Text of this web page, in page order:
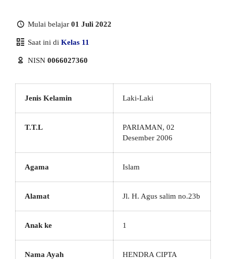
Mulai belajar 01 Juli 2022
Saat ini di Kelas 11
NISN 0066027360
Jenis Kelamin Laki-Laki
T.T.L
PARIAMAN, 02
Desember 2006
Agama Islam
Alamat Jl. H. Agus salim no.23b
Anak ke 1
Nama Ayah HENDRA CIPTA